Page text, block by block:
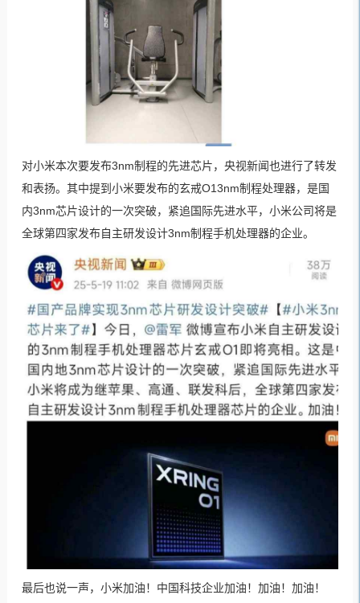
对小米本次要发布3nm制程的先进芯片，央视新闻也进行了转发
和表扬。其中提到小米要发布的玄戒O13nm制程处理器，是国
内3nm芯片设计的一次突破，紧追国际先进水平，小米公司将是
全球第四家发布自主研发设计3nm制程手机处理器的企业。
最后也说一声，小米加油！中国科技企业加油！加油！加油！